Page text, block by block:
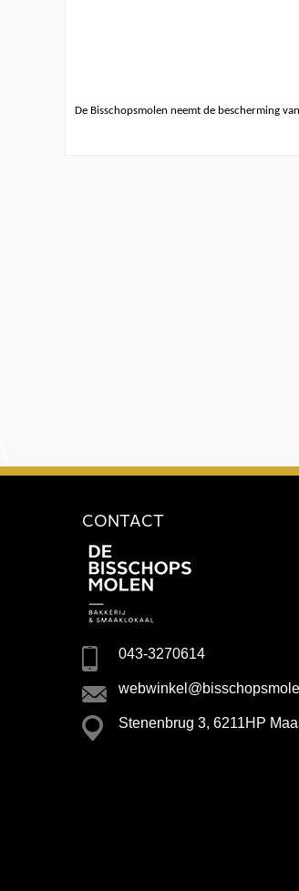
De Bisschopsmolen neemt de bescherming
CONTACT
043-3270614
Stenenbrug 3, 6211HP